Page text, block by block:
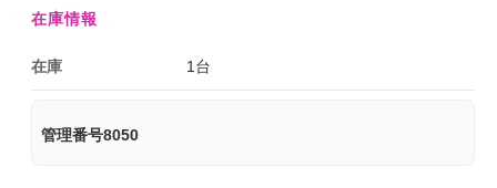
在庫情報
在庫 1台
管理番号8050